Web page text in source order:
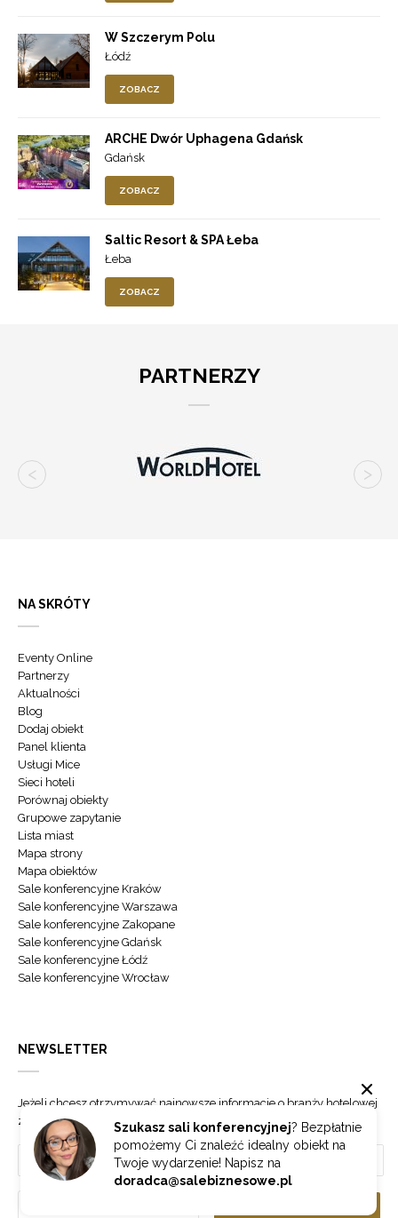
W Szczerym Polu
Łódź
ZOBACZ
ARCHE Dwór Uphagena Gdańsk
Gdańsk
ZOBACZ
Saltic Resort & SPA Łeba
Łeba
ZOBACZ
PARTNERZY
Szukasz sali konferencyjnej? Bezpłatnie
pomożemy Ci znaleźć idealny obiekt na
Twoje wydarzenie! Napisz na
doradca@salebiznesowe.pl
NA SKRÓTY
Eventy Online
Partnerzy
Aktualności
Blog
Dodaj obiekt
Panel klienta
Usługi Mice
Sieci hoteli
Porównaj obiekty
Grupowe zapytanie
Lista miast
Mapa strony
Mapa obiektów
Sale konferencyjne Kraków
Sale konferencyjne Warszawa
Sale konferencyjne Zakopane
Sale konferencyjne Gdańsk
Sale konferencyjne Łódź
Sale konferencyjne Wrocław
NEWSLETTER
Jeżeli chcesz otrzymywać najnowsze informacje o branży hotelowej
zapisz się do naszego newslettera.